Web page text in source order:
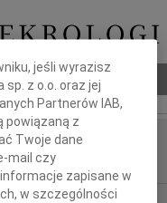
jeśli wyrazisz
sp. z o.o. oraz jej
Partnerów IAB,
powiązaną z
Twoje dane
mail czy
zapisane w
w szczególności